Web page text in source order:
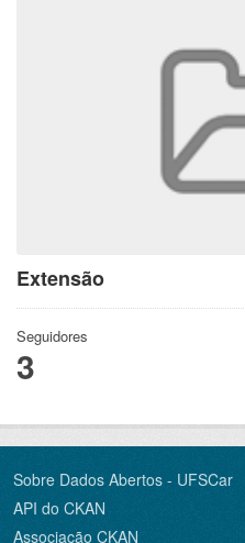
Extensão
Seguidores
3
Sobre Dados Abertos - UFSCar
API do CKAN
Associação CKAN